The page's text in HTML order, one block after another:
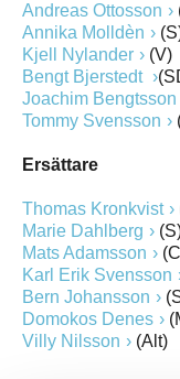
Andreas Ottosson
Annika Molldèn
Kjell Nylander
(V)
Bengt Bjerstedt
Joachim Bengtsson
Tommy Svensson
Ersättare
Thomas Kronkvist
Marie Dahlberg
Mats Adamsson
Karl Erik Svensson
Bern Johansson
Domokos Denes
Villy Nilsson
(Alt)